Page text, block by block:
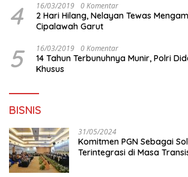
4 16/03/2019 0 Komentar
2 Hari Hilang, Nelayan Tewas
Cipalawah Garut
5 16/03/2019 0 Komentar
14 Tahun Terbunuhnya Munir, Polri
Khusus
BISNIS
31/05/2024
Komitmen PGN Sebagai
Terintegrasi di Masa